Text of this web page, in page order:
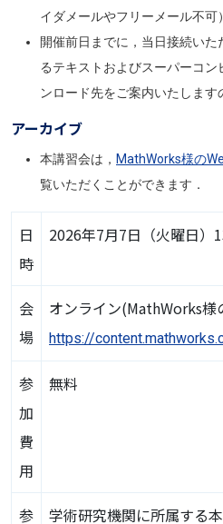
イダメールやフリーメール不可
開催前日までに，当日接続い
るテキストおよびスーパーコ
ンロード先をご案内いたします
アーカイブ
本講習会は， MathWorks様の
覧いただくことができます．
日
時
2026年7月7日（火曜日）
会
場
オンライン(MathWorks様
https://
参
加
費
用
無料
参 学術研究機関に所属する